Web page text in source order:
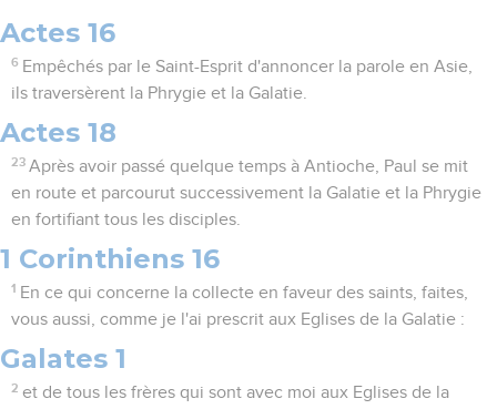
Actes 16
6 Empêchés par le Saint-Esprit d'annoncer la parole en Asie,
ils traversèrent la Phrygie et la Galatie.
Actes 18
23 Après avoir passé quelque temps à Antioche, Paul se mit
en route et parcourut successivement la Galatie et la Phrygie
en fortifiant tous les disciples.
1 Corinthiens 16
1 En ce qui concerne la collecte en faveur des saints, faites,
vous aussi, comme je l'ai prescrit aux Eglises de la Galatie :
Galates 1
2 et de tous les frères qui sont avec moi aux Eglises de la